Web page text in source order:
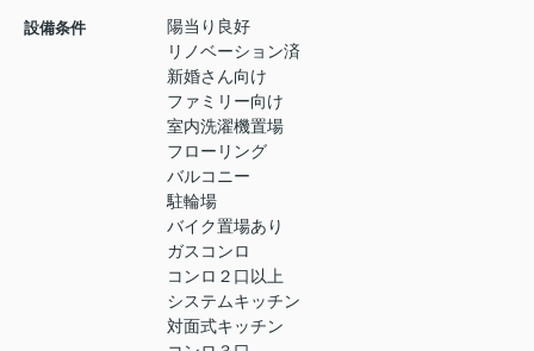
設備条件
陽当り良好
リノベーション済
新婚さん向け
ファミリー向け
室内洗濯機置場
フローリング
バルコニー
駐輪場
バイク置場あり
ガスコンロ
コンロ２口以上
システムキッチン
対面式キッチン